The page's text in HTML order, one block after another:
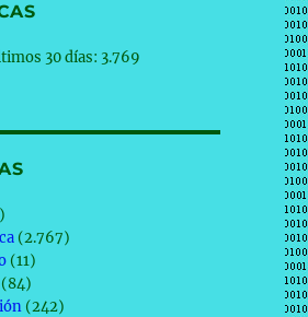
30 días: 3.769
(2.767)
(11)
(84)
(242)